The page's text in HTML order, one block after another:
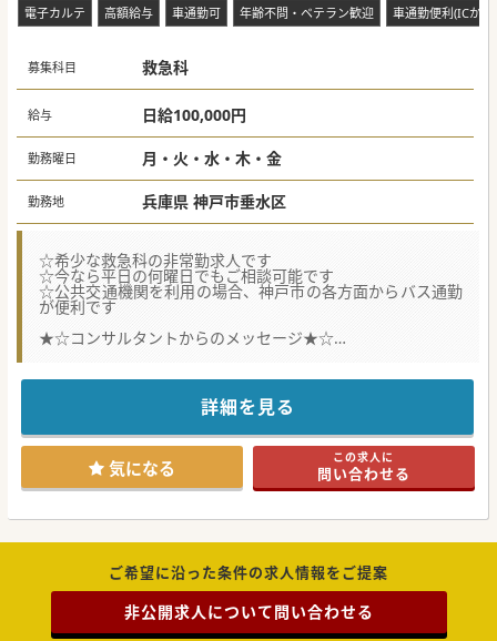
電子カルテ 高額給与 車通勤可 年齢不問・ベテラン歓迎 車通勤便利(ICから
募集科目 救急科
給与 日給100,000円
勤務曜日 月・火・水・木・金
勤務地 兵庫県 神戸市垂水区
☆希少な救急科の非常勤求人です
☆今なら平日の何曜日でもご相談可能です
☆公共交通機関を利用の場合、神戸市の各方面からバス通勤
が便利です
★☆コンサルタントからのメッセージ★☆
曜日選択が可能な救急科のレア求人です。
す。
早期の充足が予想されますので、お早めにお問い合わせくだ
詳細を見る
気になる この求人に
問い合わせる
ご希望に沿った条件の求人情報をご提案
非公開求人について問い合わせる